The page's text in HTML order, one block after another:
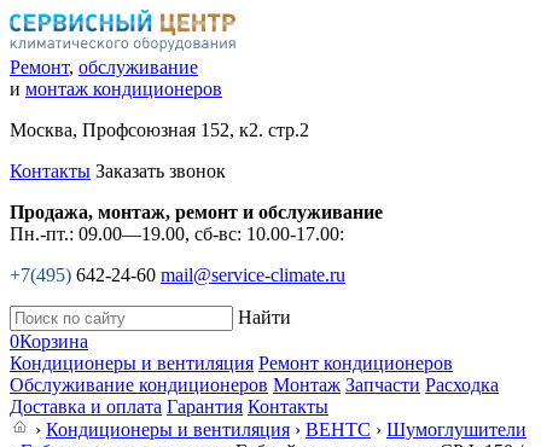
Ремонт, обслуживание
и монтаж кондиционеров
Москва, Профсоюзная 152, к2. стр.2
Контакты Заказать звонок
Продажа, монтаж, ремонт и обслуживание
Пн.-пт.: 09.00—19.00, сб-вс: 10.00-17.00:
+7(495) 642-24-60 mail@service-climate.ru
Найти
0Корзина
Кондиционеры и вентиляция Ремонт кондиционеров
Обслуживание кондиционеров Монтаж Запчасти Расходка
Доставка и оплата Гарантия Контакты
› Кондиционеры и вентиляция › ВЕНТС › Шумоглушители